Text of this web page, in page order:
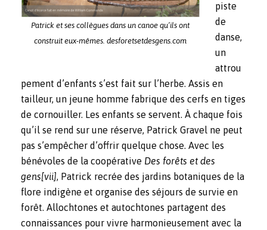
Patrick et ses collègues dans un canoe qu’ils ont
construit eux-mêmes. desforetsetdesgens.com
piste
de
danse,
un
attrou
pement d’enfants s’est fait sur l’herbe. Assis en
tailleur, un jeune homme fabrique des cerfs en tiges
de cornouiller. Les enfants se servent. À chaque fois
qu’il se rend sur une réserve, Patrick Gravel ne peut
pas s’empêcher d’offrir quelque chose. Avec les
bénévoles de la coopérative Des forêts et des
gens[vii], Patrick recrée des jardins botaniques de la
flore indigène et organise des séjours de survie en
forêt. Allochtones et autochtones partagent des
connaissances pour vivre harmonieusement avec la